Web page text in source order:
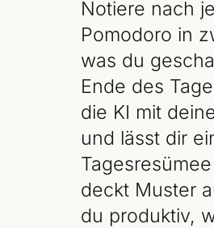
Notiere nach
Pomodoro in
was du
Ende des
die KI mit
und lässt dir
deckt Muster
du produktiv,